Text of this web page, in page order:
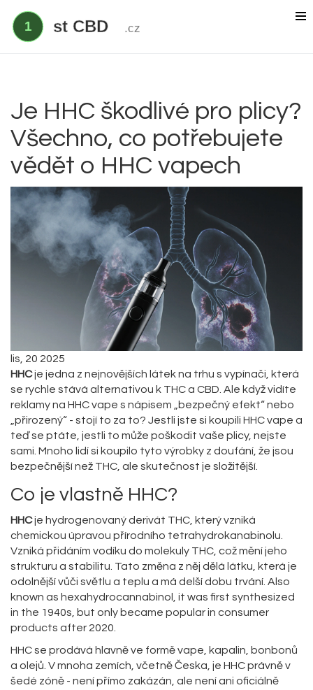
CBD účinek
Everclear
Je HHC škodlivé pro plicy?
Všechno, co potřebujete
vědět o HHC vapech
lis, 20 2025
HHCje jedna z nejnovějších látek na trhu s vypínači, která
se rychle stává alternativou k THC a CBD. Ale když vidíte
reklamy na HHC vape s nápisem „bezpečný efekt“ nebo
„přirozený“ - stojí to za to? Jestli jste si koupili HHC vape a
teď se ptáte, jestli to může poškodit vaše plicy, nejste
sami. Mnoho lidí si koupilo tyto výrobky z doufání, že jsou
bezpečnější než THC, ale skutečnost je složitější.
Co je vlastně HHC?
HHCje hydrogenovaný derivát THC, který vzniká
chemickou úpravou přírodního tetrahydrokanabinolu.
Vzniká přidáním vodíku do molekuly THC, což mění jeho
strukturu a stabilitu. Tato změna z něj dělá látku, která je
odolnější vůči světlu a teplu a má delší dobu trvání. Also
known as hexahydrocannabinol
, it was first synthesized
in the 1940s, but only became popular in consumer
products after 2020.
HHC se prodává hlavně ve formě vape, kapalin, bonbonů
a olejů. V mnoha zemích, včetně Česka, je HHC právně v
šedé zóně - není přímo zakázán, ale není ani oficiálně